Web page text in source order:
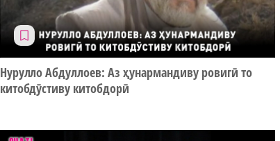
Нурулло Абдуллоев: Аз ҳунармандиву ровигӣ то
китобдӯстиву китобдорӣ